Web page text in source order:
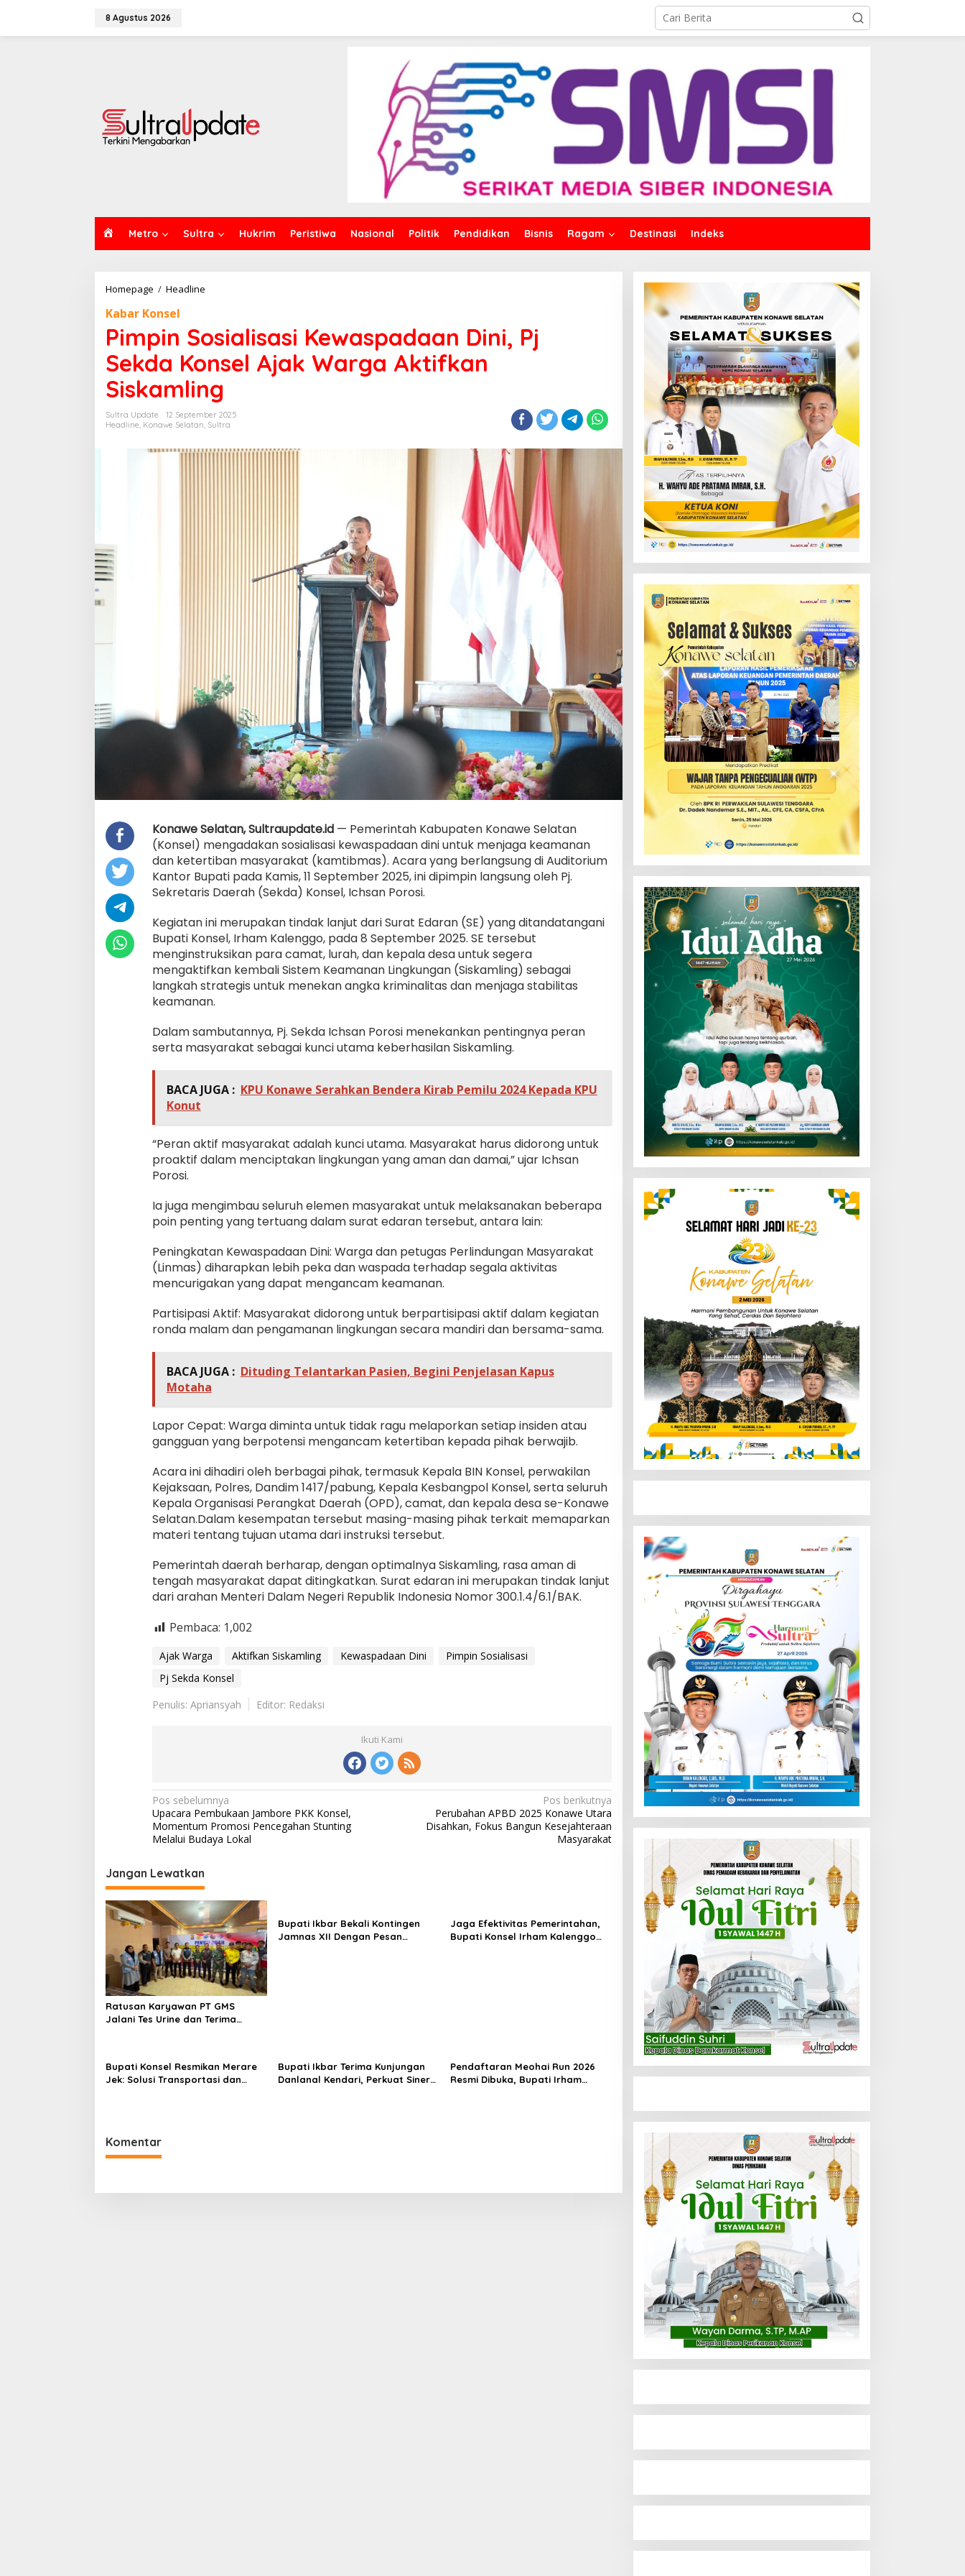
8 Agustus 2026
Metro Sultra Hukrim Peristiwa Nasional Politik Pendidikan Bisnis Ragam Destinasi Indeks
Homepage / Headline
Pj
Konsel
Warga
Aktifkan
Siskamling
Kabar Konsel
Pimpin Sosialisasi Kewaspadaan Dini, Pj
Sekda Konsel Ajak Warga Aktifkan
Siskamling
Sultra Update
12 September 2025
Headline Konawe Selatan Sultra
Konawe Selatan, Sultraupdate.id— Pemerintah Kabupaten Konawe Selatan
(Konsel) mengadakan sosialisasi kewaspadaan dini untuk menjaga keamanan
dan ketertiban masyarakat (kamtibmas). Acara yang berlangsung di Auditorium
Kantor Bupati pada Kamis, 11 September 2025, ini dipimpin langsung oleh Pj.
Sekretaris Daerah (Sekda) Konsel, Ichsan Porosi.
Kegiatan ini merupakan tindak lanjut dari Surat Edaran (SE) yang ditandatangani
Bupati Konsel, Irham Kalenggo, pada 8 September 2025. SE tersebut
menginstruksikan para camat, lurah, dan kepala desa untuk segera
mengaktifkan kembali Sistem Keamanan Lingkungan (Siskamling) sebagai
langkah strategis untuk menekan angka kriminalitas dan menjaga stabilitas
keamanan.
Dalam sambutannya, Pj. Sekda Ichsan Porosi menekankan pentingnya peran
serta masyarakat sebagai kunci utama keberhasilan Siskamling.
BACA JUGA : KPU Konawe Serahkan Bendera Kirab Pemilu 2024 Kepada KPU
Konut
“Peran aktif masyarakat adalah kunci utama. Masyarakat harus didorong untuk
proaktif dalam menciptakan lingkungan yang aman dan damai,” ujar Ichsan
Porosi.
Ia juga mengimbau seluruh elemen masyarakat untuk melaksanakan beberapa
poin penting yang tertuang dalam surat edaran tersebut, antara lain:
Peningkatan Kewaspadaan Dini: Warga dan petugas Perlindungan Masyarakat
(Linmas) diharapkan lebih peka dan waspada terhadap segala aktivitas
mencurigakan yang dapat mengancam keamanan.
Partisipasi Aktif: Masyarakat didorong untuk berpartisipasi aktif dalam kegiatan
ronda malam dan pengamanan lingkungan secara mandiri dan bersama-sama.
BACA JUGA : Dituding Telantarkan Pasien, Begini Penjelasan Kapus
Motaha
Lapor Cepat: Warga diminta untuk tidak ragu melaporkan setiap insiden atau
gangguan yang berpotensi mengancam ketertiban kepada pihak berwajib.
Acara ini dihadiri oleh berbagai pihak, termasuk Kepala BIN Konsel, perwakilan
Kejaksaan, Polres, Dandim 1417/pabung, Kepala Kesbangpol Konsel, serta seluruh
Kepala Organisasi Perangkat Daerah (OPD), camat, dan kepala desa se-Konawe
Selatan.Dalam kesempatan tersebut masing-masing pihak terkait memaparkan
materi tentang tujuan utama dari instruksi tersebut.
Pemerintah daerah berharap, dengan optimalnya Siskamling, rasa aman di
tengah masyarakat dapat ditingkatkan. Surat edaran ini merupakan tindak lanjut
dari arahan Menteri Dalam Negeri Republik Indonesia Nomor 300.1.4/6.1/BAK.
Pembaca: 1,002
Ajak Warga Aktifkan Siskamling Kewaspadaan Dini
Pimpin Sosialisasi
Pj Sekda Konsel
Penulis: Apriansyah
Editor: Redaksi
Ikuti Kami
Navigasi
pos
Pos sebelumnya
Upacara Pembukaan Jambore PKK Konsel,
Momentum Promosi Pencegahan Stunting
Melalui Budaya Lokal
Pos berikutnya
Perubahan APBD 2025 Konawe Utara
Disahkan, Fokus Bangun Kesejahteraan
Masyarakat
Jangan Lewatkan
Ratusan Karyawan PT GMS
Jalani Tes Urine dan Terima
Bupati Ikbar Bekali Kontingen
Jamnas XII Dengan Pesan
Jaga Efektivitas Pemerintahan,
Bupati Konsel Irham Kalenggo
Bupati Konsel Resmikan Merare
Jek: Solusi Transportasi dan
Bupati Ikbar Terima Kunjungan
Danlanal Kendari, Perkuat Sinergi
Pendaftaran Meohai Run 2026
Resmi Dibuka, Bupati Irham
Komentar